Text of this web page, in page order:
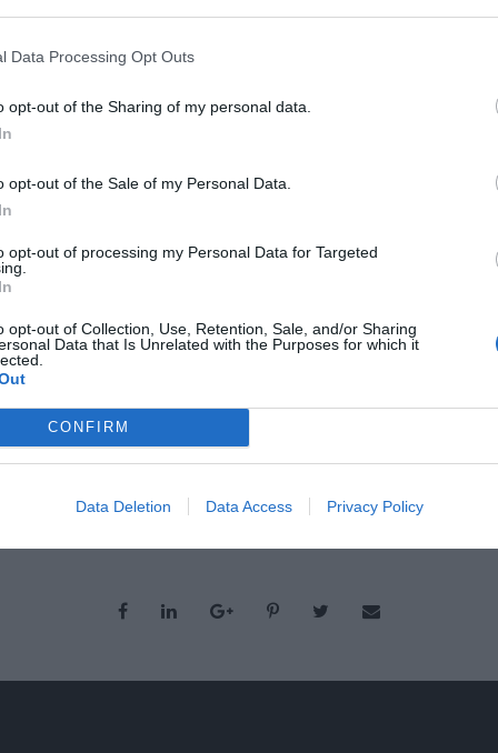
Data Processing Opt Outs
opt-out of the Sharing of my personal data.
opt-out of the Sale of my Personal Data.
opt-out of processing my Personal Data for Targeted
opt-out of Collection, Use, Retention, Sale, and/or Sharing
Data that Is Unrelated with the Purposes for which it
CONFIRM
Data Deletion Data Access Privacy Policy
per il suo lavoro in occasione di
pubblicitarie di successo per marchi importanti
giornalistico degli
VARESEVIVE, VIA SAN FRANCESCO D'ASSISI 26